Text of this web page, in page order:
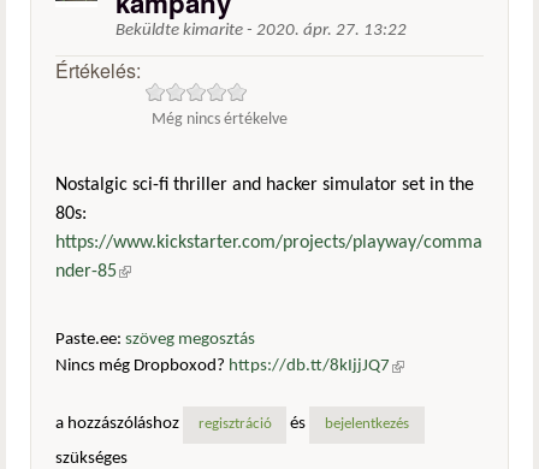
Beküldte kimarite - 2020. ápr. 27. 13:22
Értékelés:
Még nincs értékelve
Nostalgic sci-fi thriller and hacker simulator set in the
80s:
https://www.kickstarter.com/projects/playway/comma
nder-85(külső hivatkozás)
Paste.ee: szöveg megosztás
Nincs még Dropboxod? https://db.tt/8kIjjJQ7 (külső
a hozzászóláshoz
regisztráció és bejelentkezés
szükséges